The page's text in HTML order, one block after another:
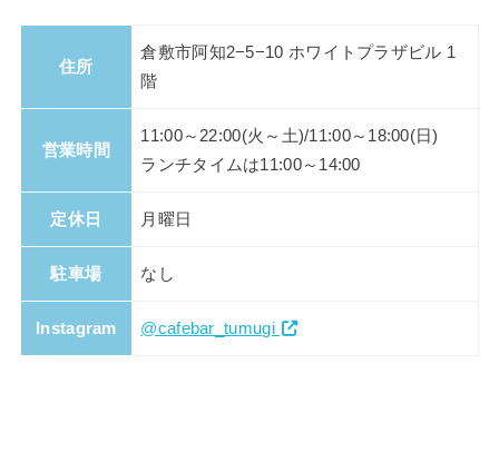
住所
倉敷市阿知2−5−10 ホワイトプラザビル 1
階
営業時間
11:00～22:00(火～土)/11:00～18:00(日)
ランチタイムは11:00～14:00
定休日 月曜日
駐車場 なし
Instagram @cafebar_tumugi